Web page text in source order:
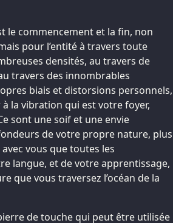
le commencement et la fin, non
pour l’entité à travers toute
densités, au travers de
travers des innombrables
biais et distorsions personnels,
la vibration qui est votre foyer,
sont une soif et une envie
de votre propre nature, plus
vous que toutes les
langue, et de votre apprentissage,
que vous traversez l’océan de la
de touche qui peut être utilisée